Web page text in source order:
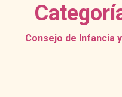
Consejo de Infancia